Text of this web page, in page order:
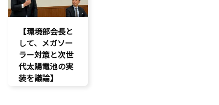
経済政策
製造業
議員連盟
【環境部会長と
して、メガソー
ラー対策と次世
代太陽電池の実
装を議論】